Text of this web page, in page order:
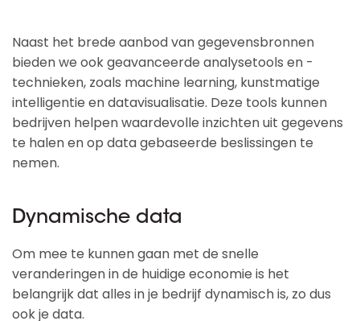
Naast het brede aanbod van gegevensbronnen
bieden we ook geavanceerde analysetools en -
technieken, zoals machine learning, kunstmatige
intelligentie en datavisualisatie. Deze tools kunnen
bedrijven helpen waardevolle inzichten uit gegevens
te halen en op data gebaseerde beslissingen te
nemen.
Dynamische data
Om mee te kunnen gaan met de snelle
veranderingen in de huidige economie is het
belangrijk dat alles in je bedrijf dynamisch is, zo dus
ook je data.